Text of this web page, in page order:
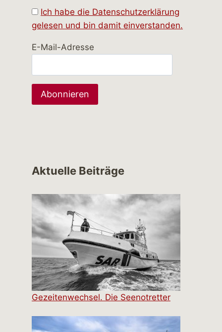
Ich habe die Datenschutzerklärung
gelesen und bin damit einverstanden.
E-Mail-Adresse
Aktuelle Beiträge
Gezeitenwechsel. Die Seenotretter